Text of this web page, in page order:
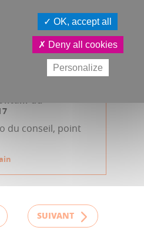
du
du conseil, point
SUIVANT
OK, accept all
Deny all cookies
Personalize